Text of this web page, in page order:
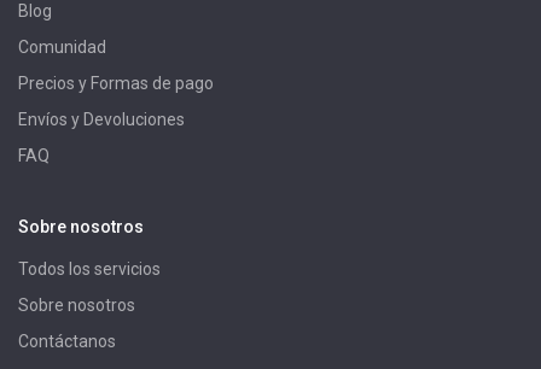
Blog
Comunidad
Precios y Formas de pago
Envíos y Devoluciones
FAQ
Sobre nosotros
Todos los servicios
Sobre nosotros
Contáctanos